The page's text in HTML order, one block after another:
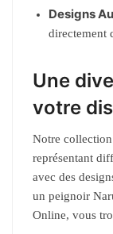
Designs
directement
Une
votre
Notre
représentant
avec des
un peignoir
Online, vous